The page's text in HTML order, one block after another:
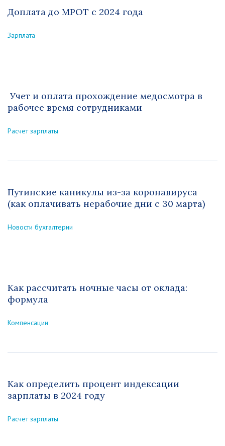
Доплата до МРОТ с 2024 года
Зарплата
Учет и оплата прохождение медосмотра в
рабочее время сотрудниками
Расчет зарплаты
Путинские каникулы из-за коронавируса
(как оплачивать нерабочие дни с 30 марта)
Новости бухгалтерии
Как рассчитать ночные часы от оклада:
формула
Компенсации
Как определить процент индексации
зарплаты в 2024 году
Расчет зарплаты